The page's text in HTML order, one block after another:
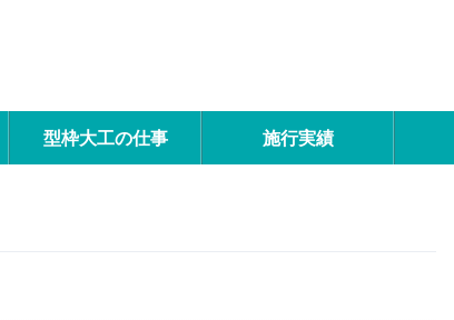
型枠大工の仕事 施行実績